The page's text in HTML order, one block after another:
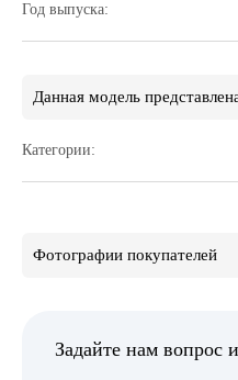
Год выпуска:
Данная модель
Категории:
Фотографии покупателей
Задайте нам вопрос